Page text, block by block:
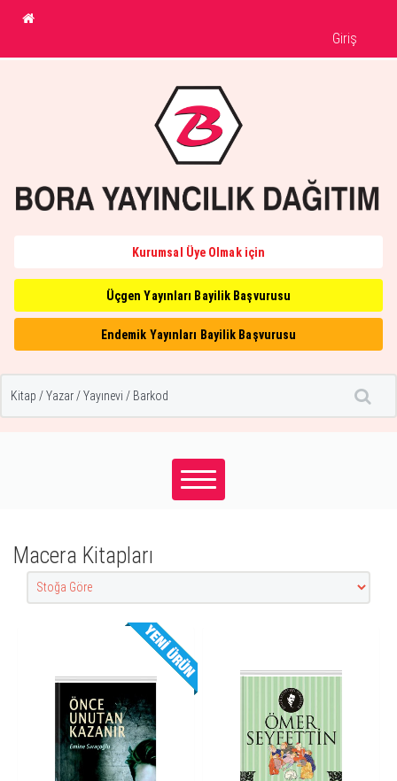
Giriş
Kurumsal Üye Olmak için
Üçgen Yayınları Bayilik Başvurusu
Endemik Yayınları Bayilik Başvurusu
Macera Kitapları